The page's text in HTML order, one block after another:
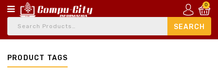
0
PRODUCT TAGS